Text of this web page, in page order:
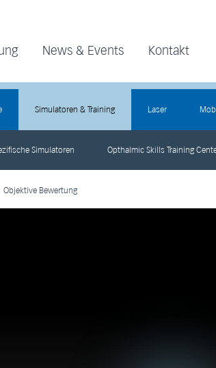
News & Events Kontakt
Simulatoren & Training Laser
Simulatoren Opthalmic Skills Training
Objektive Bewertung